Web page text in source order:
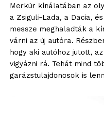
Merkúr kínálatában az
a Zsiguli-Lada, a Dacia,
messze meghaladták a
várni az új autóra.
hogy aki autóhoz jutott,
vigyázni rá. Tehát mind
garázstulajdonosok is